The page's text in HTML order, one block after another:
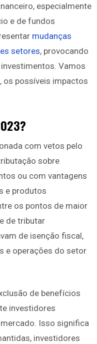
especialmente
e de fundos
mudanças
setores, provocando
Vamos
os possíveis impactos
com vetos pelo
sobre
ou com vantagens
e produtos
os pontos de maior
de tributar
de isenção fiscal,
e operações do setor
de benefícios
investidores
Isso significa
investidores